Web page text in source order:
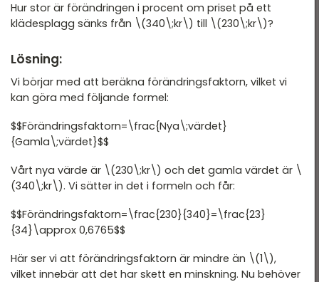
Hur stor är förändringen i procent om priset på ett
klädesplagg sänks från \(340\;kr\) till \(230\;kr\)?
Lösning:
Vi börjar med att beräkna förändringsfaktorn, vilket vi
kan göra med följande formel:
$$Förändringsfaktorn=\frac{Nya\;värdet}
{Gamla\;värdet}$$
Vårt nya värde är \(230\;kr\) och det gamla värdet är \
(340\;kr\). Vi sätter in det i formeln och får:
$$Förändringsfaktorn=\frac{230}{340}=\frac{23}
{34}\approx 0,6765$$
Här ser vi att förändringsfaktorn är mindre än \(1\),
vilket innebär att det har skett en minskning. Nu behöver
Aritmetik
Funktioner
Geometri
Statistik och sannolikhet
2
4
5
HÖGSKOLEPROV
MATTE PÅ LÄTT SV
KUL MED MATTE